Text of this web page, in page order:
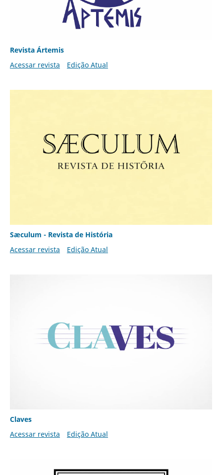
Revista Ártemis
Acessar revista
Edição Atual
Sæculum - Revista de História
Acessar revista
Edição Atual
Claves
Acessar revista
Edição Atual